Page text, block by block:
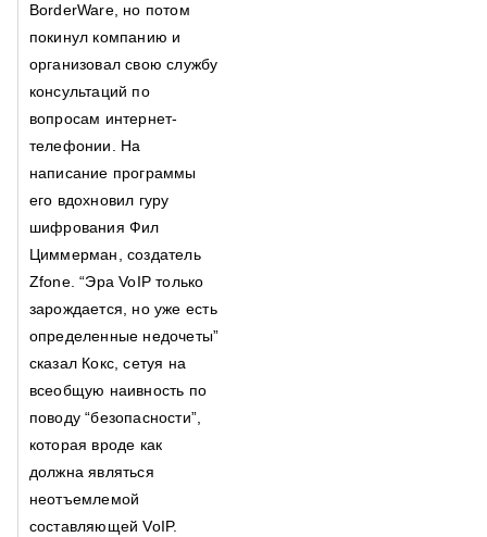
BorderWare, но потом
покинул компанию и
организовал свою службу
консультаций по
вопросам интернет-
телефонии. На
написание программы
его вдохновил гуру
шифрования Фил
Циммерман, создатель
Zfone. “Эра VoIP только
зарождается, но уже есть
определенные недочеты”
сказал Кокс, сетуя на
всеобщую наивность по
поводу “безопасности”,
которая вроде как
должна являться
неотъемлемой
составляющей VoIP.